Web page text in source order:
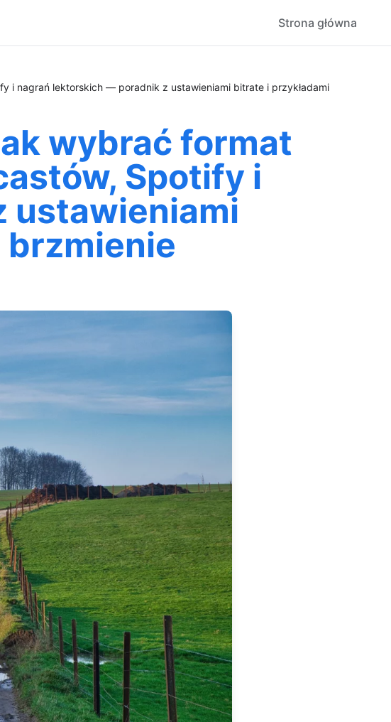
Strona główna
i nagrań lektorskich — poradnik z ustawieniami bitrate i przykładami
wybrać format
Spotify i
ustawieniami
brzmienie